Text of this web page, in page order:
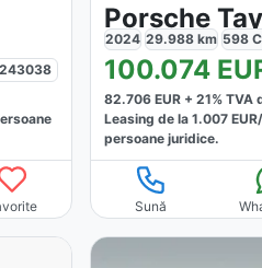
Porsche
2024 29.988 km 598
100.074
82.706 EUR +21% TVA
Leasing de la1.007
persoane juridice.
Sună